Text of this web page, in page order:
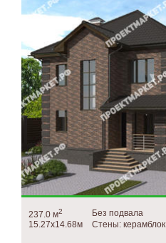
237.0 м2
15.27х14.68м
Без подвала
Стены: керамблок